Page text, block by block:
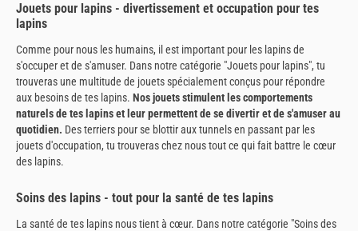
Jouets pour lapins - divertissement et occupation pour tes
lapins
Comme pour nous les humains, il est important pour les lapins de
s'occuper et de s'amuser. Dans notre catégorie "Jouets pour lapins", tu
trouveras une multitude de jouets spécialement conçus pour répondre
aux besoins de tes lapins. Nos jouets stimulent les comportements
naturels de tes lapins et leur permettent de se divertir et de s'amuser au
quotidien. Des terriers pour se blottir aux tunnels en passant par les
jouets d'occupation, tu trouveras chez nous tout ce qui fait battre le cœur
des lapins.
Soins des lapins - tout pour la santé de tes lapins
La santé de tes lapins nous tient à cœur. Dans notre catégorie "Soins des